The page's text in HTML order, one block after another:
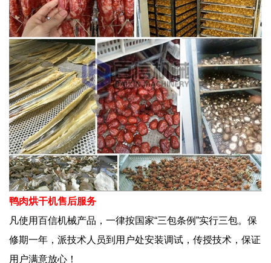
鸭肉烘干机售后服务
凡使用百信机械产品，一律按国家“三包条例”实行三包。保
修期一年，派技术人员到用户处安装调试，传授技术，保证
用户满意放心！